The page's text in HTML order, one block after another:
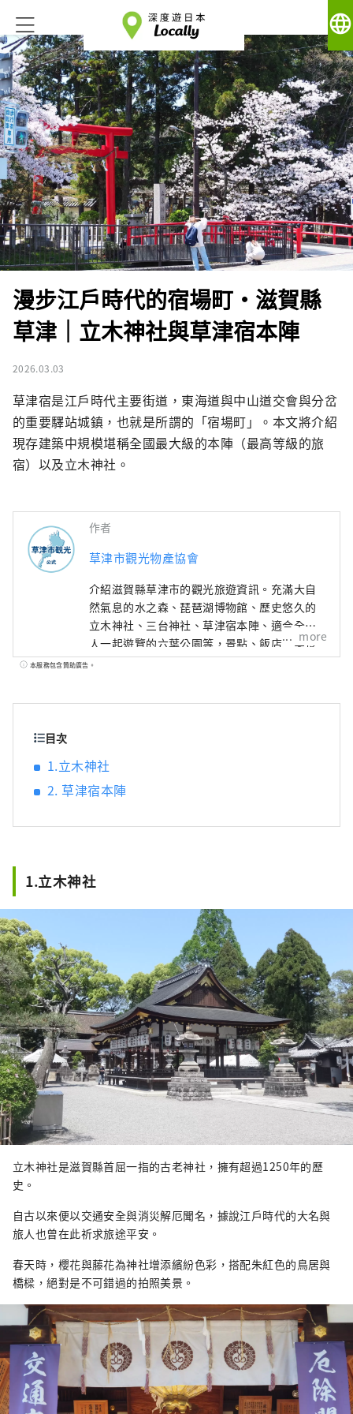
language
漫步江戶時代的宿場町・滋賀縣
草津｜立木神社與草津宿本陣
2026.03.03
草津宿是江戶時代主要街道，東海道與中山道交會與分岔
的重要驛站城鎮，也就是所謂的「宿場町」。本文將介紹
現存建築中規模堪稱全國最大級的本陣（最高等級的旅
宿）以及立木神社。
作者
草津市觀光物產協會
介紹滋賀縣草津市的觀光旅遊資訊。充滿大自
然氣息的水之森、琵琶湖博物館、歷史悠久的
立木神社、三台神社、草津宿本陣、適合全家
人一起遊覽的六葉公園等，景點、飯店、美食
等資訊豐富。
more
本服務包含贊助廣告。
目次
1.立木神社
2. 草津宿本陣
1.立木神社
立木神社是滋賀縣首屈一指的古老神社，擁有超過1250年的歷
史。
自古以來便以交通安全與消災解厄聞名，據說江戶時代的大名與
旅人也曾在此祈求旅途平安。
春天時，櫻花與藤花為神社增添繽紛色彩，搭配朱紅色的鳥居與
橋樑，絕對是不可錯過的拍照美景。